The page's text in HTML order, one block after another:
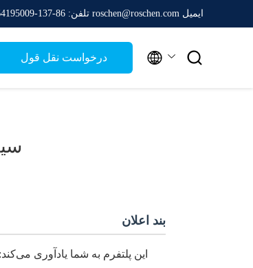
ایمیل roschen@roschen.com تلفن: 86-137-64195009
درخواست نقل قول  
بند اعلان
این پلتفرم به شما یادآوری